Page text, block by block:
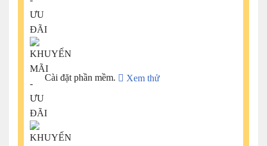
Cài đặt phần mềm. Xem thử